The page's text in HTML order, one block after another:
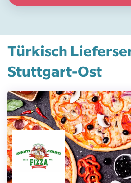
Türkisch
Stuttgart-Ost